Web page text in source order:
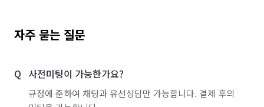
자주 묻는 질문
사전미팅이 가능한가요?
규정에 준하여 채팅과 유선상담만 가능합니다. 결제 후의